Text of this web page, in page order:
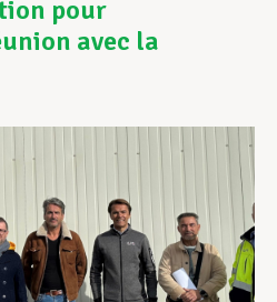
professionnel
pour
avec la